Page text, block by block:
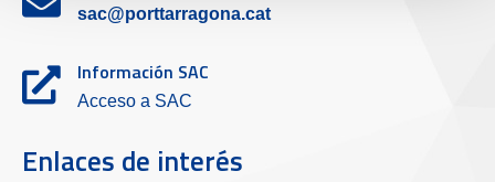
sac@porttarragona.cat
Información SAC
Acceso a SAC
Enlaces de interés